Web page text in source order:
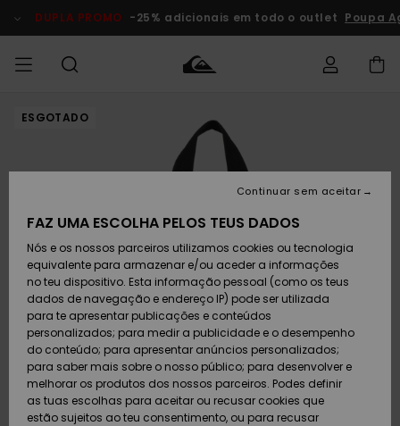
do
DUPLA PROMO -25% adicionais em todo o outlet Poupa
HOMEM Roupas
Calçado e
chinelos
Surfe/água
Snow
MENINO
Roupas
Calçado e
chinelos
Surfe/água
Neve
MULHER
chegados
Highlights
Snow
SURF
Surf Shop
Homem
Crianças
Highlights
Community
SNOW
Artigos
Homem
Artigos
Criança
Snow Shop
Feminino
Highlights
DUPLA
PROMO
Homem
Criança
Outlet
Mulher
Acede à tua
encomenda
Devoluções
Pagamento
Cartão
presente
Quiksilver
Freedom
ESGOTADO
FAZ UMA ESCOLHA PELOS TEUS DADOS
Nós e os nossos parceiros utilizamos cookies ou tecnologia
equivalente para armazenar e/ou aceder a informações
no teu dispositivo. Esta informação pessoal (como os teus
dados de navegação e endereço IP) pode ser utilizada
para te apresentar publicações e conteúdos
personalizados; para medir a publicidade e o desempenho
do conteúdo; para apresentar anúncios personalizados;
para saber mais sobre o nosso público; para desenvolver e
melhorar os produtos dos nossos parceiros. Podes definir
as tuas escolhas para aceitar ou recusar cookies que
estão sujeitos ao teu consentimento, ou para recusar
Continuar sem aceitar